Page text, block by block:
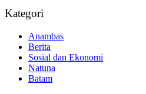
Kategori
Anambas
Berita
Sosial dan Ekonomi
Natuna
Batam